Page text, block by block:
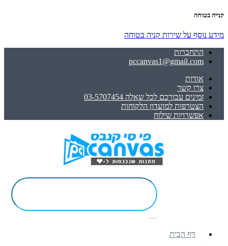
קנייה בטוחה
מידע נוסף על שירות קניה בטוחה
התחברות
pccanvas1@gmail.com
אודות
צרו קשר
זמינים עבורכם לכל שאלה 03-5707454
הצטרפות למועדון הלקוחות
אפשרויות שילוח
דף הבית